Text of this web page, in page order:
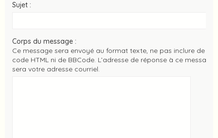
Sujet :
Corps du message :
Ce message sera envoyé au format texte, ne pas inclure de
code HTML ni de BBCode. L’adresse de réponse à ce message
sera votre adresse courriel.